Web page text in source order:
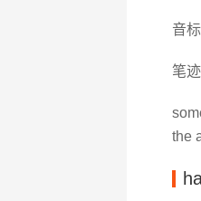
音
笔迹
the